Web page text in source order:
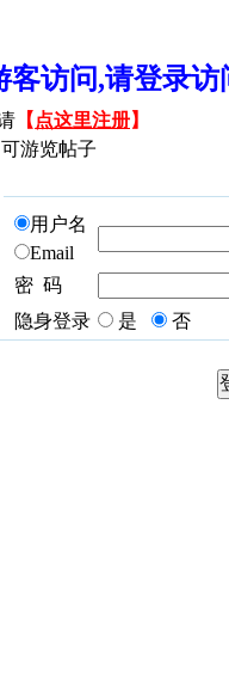
客访问,请登录
【 点这里注册】
游览帖子
用户名
Email
密 码
隐身登录
是 否